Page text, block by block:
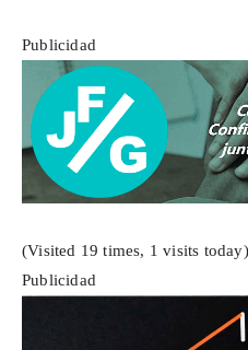
Publicidad
(Visited 19 times, 1 visits today)
Publicidad